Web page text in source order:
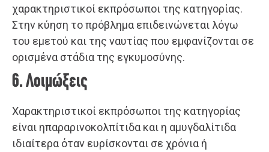
χαρακτηριστικοί εκπρόσωποι της κατηγορίας.
Στην κύηση το πρόβλημα επιδεινώνεται λόγω
του εμετού και της ναυτίας που εμφανίζονται σε
ορισμένα στάδια της εγκυμοσύνης.
6. Λοιμώξεις
Χαρακτηριστικοί εκπρόσωποι της κατηγορίας
είναι ηπαραρινοκολπίτιδα και η αμυγδαλίτιδα
ιδιαίτερα όταν ευρίσκονται σε χρόνια ή